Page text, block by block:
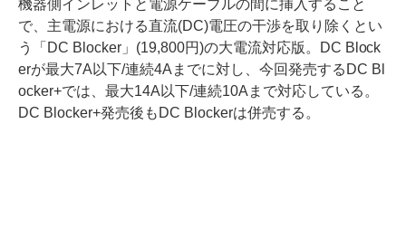
機器側インレットと電源ケーブルの間に挿入すること
で、主電源における直流(DC)電圧の干渉を取り除くとい
う「DC Blocker」(19,800円)の大電流対応版。DC Block
erが最大7A以下/連続4Aまでに対し、今回発売するDC Bl
ocker+では、最大14A以下/連続10Aまで対応している。
DC Blocker+発売後もDC Blockerは併売する。